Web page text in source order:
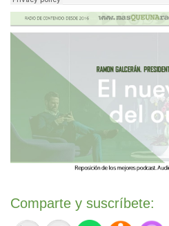
MásQradio·REPOST. AUDIOS VERANO 21 #07. GRANT
Comparte y suscríbete: